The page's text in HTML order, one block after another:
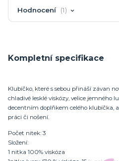
Hodnocení 1
Kompletní specifikace
Klubíčko, které s sebou přináší závan
chladivé lesklé viskózy, velice jemného
decentním doplňkem celého klubíčka,
práci či nošení.
Počet nitek: 3
Složení:
1 nitka 100% viskóza